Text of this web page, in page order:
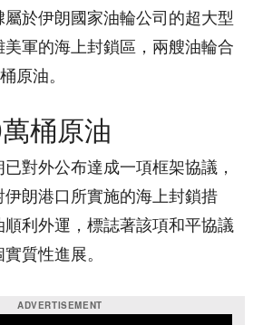
於伊朗國家油輪公司的超大型
軍的海上封鎖區，兩艘油輪合
原油。
桶原油
對外公布達成一項框架協議，
伊朗港口所實施的海上封鎖措
利外運，標誌著該項和平協議
質性進展。